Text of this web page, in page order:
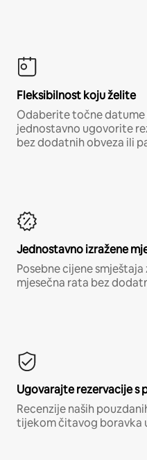
Fleksibilnost koju želite
Odaberite točne datume
jednostavno ugovorite
bez dodatnih obveza ili
Jednostavno izražene
Posebne cijene
mjesečna rata bez
Ugovarajte rezervacije s
Recenzije naših
tijekom čitavog boravka